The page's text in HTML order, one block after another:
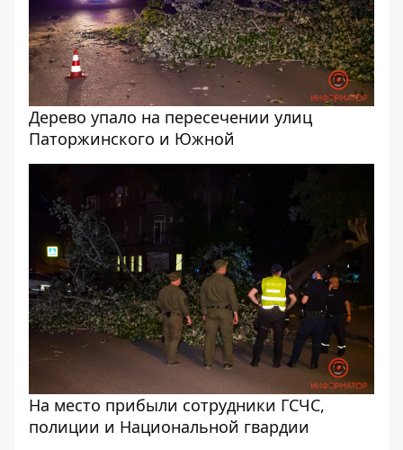
Дерево упало на пересечении улиц
Паторжинского и Южной
На место прибыли сотрудники ГСЧС,
полиции и Национальной гвардии